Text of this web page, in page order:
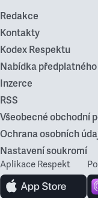
Redakce
Kontakty
Kodex Respektu
Nabídka předplatného
Inzerce
RSS
Všeobecné obchodní
Ochrana osobních
Nastavení soukromí
Aplikace Respekt